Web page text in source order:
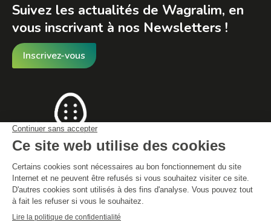
Suivez les actualités de Wagralim, en
vous inscrivant à nos Newsletters !
Inscrivez-vous
© By Poush